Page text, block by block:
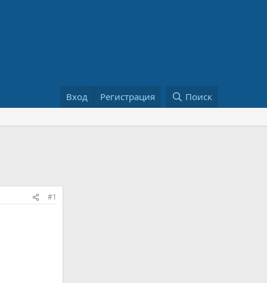
Вход Регистрация Поиск
#1